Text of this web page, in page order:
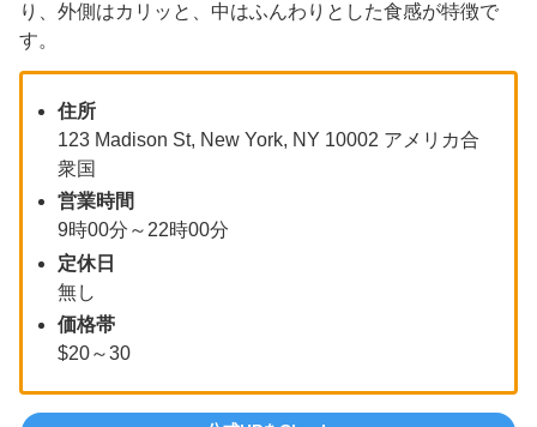
り、外側はカリッと、中はふんわりとした食感が特徴で
す。
住所
123 Madison St, New York, NY 10002 アメリカ合
衆国
営業時間
9時00分～22時00分
定休日
無し
価格帯
$20～30